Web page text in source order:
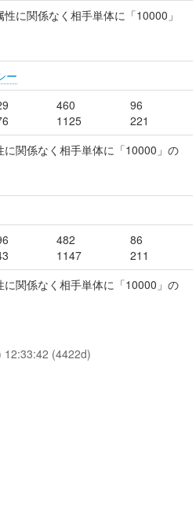
に関係なく相手単体に「10000」
ー
460
1125
96
221
に関係なく相手単体に「10000」の
482
1147
86
211
に関係なく相手単体に「10000」の
12:33:42 (4422d)